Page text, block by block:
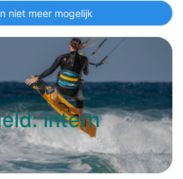
niet meer mogelijk
intern